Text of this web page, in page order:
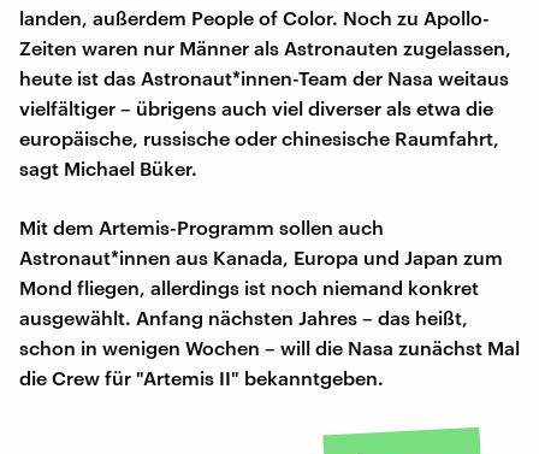
landen, außerdem People of Color. Noch zu Apollo-
Zeiten waren nur Männer als Astronauten zugelassen,
heute ist das Astronaut*innen-Team der Nasa weitaus
vielfältiger – übrigens auch viel diverser als etwa die
europäische, russische oder chinesische Raumfahrt,
sagt Michael Büker.
Mit dem Artemis-Programm sollen auch
Astronaut*innen aus Kanada, Europa und Japan zum
Mond fliegen, allerdings ist noch niemand konkret
ausgewählt. Anfang nächsten Jahres – das heißt,
schon in wenigen Wochen – will die Nasa zunächst Mal
die Crew für "Artemis II" bekanntgeben.